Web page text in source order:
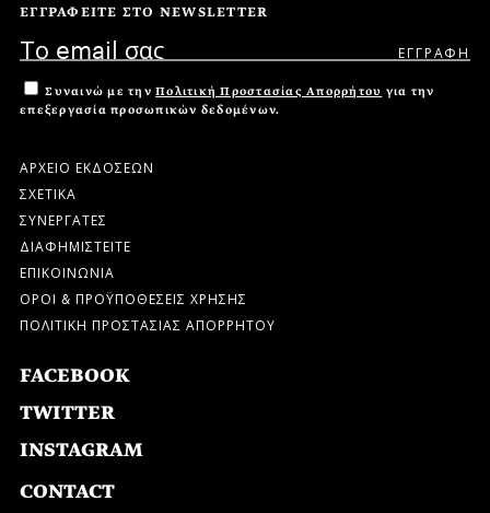
ΕΓΓΡΑΦΕΙΤΕ ΣΤΟ NEWSLETTER
Συναινώ με την Πολιτική Προστασίας Απορρήτου για την
επεξεργασία προσωπικών δεδομένων.
ΑΡΧΕΙΟ ΕΚΔΟΣΕΩΝ
ΣΧΕΤΙΚΑ
ΣΥΝΕΡΓΑΤΕΣ
ΔΙΑΦΗΜΙΣΤΕΙΤΕ
ΕΠΙΚΟΙΝΩΝΙΑ
ΟΡΟΙ & ΠΡΟΫΠΟΘΕΣΕΙΣ ΧΡΗΣΗΣ
ΠΟΛΙΤΙΚΗ ΠΡΟΣΤΑΣΙΑΣ ΑΠΟΡΡΗΤΟΥ
FACEBOOK
TWITTER
INSTAGRAM
CONTACT